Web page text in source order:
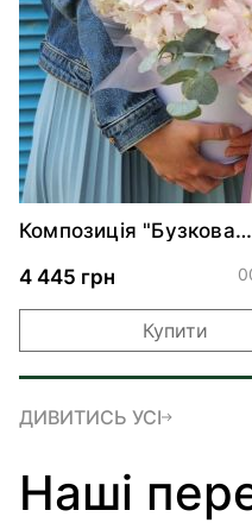
Композиція "Бузкова
4 445 грн
Купити
ДИВИТИСЬ УСІ
Наші